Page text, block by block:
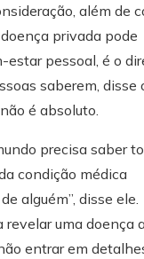
além de
privada pode
estar pessoal, é o
saberem, disse
é absoluto.
precisa saber
condição médica
alguém”, disse ele.
revelar uma doença
entrar em